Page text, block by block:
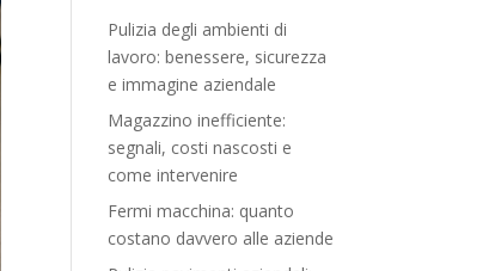
Pulizia degli ambienti di
lavoro: benessere, sicurezza
e immagine aziendale
Magazzino inefficiente:
segnali, costi nascosti e
come intervenire
Fermi macchina: quanto
costano davvero alle aziende